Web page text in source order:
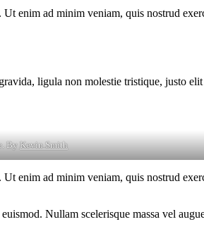
enim ad minim veniam, quis nostrud
ligula non molestie tristique, justo
ByKevin Smith
enim ad minim veniam, quis nostrud
Nullam scelerisque massa vel